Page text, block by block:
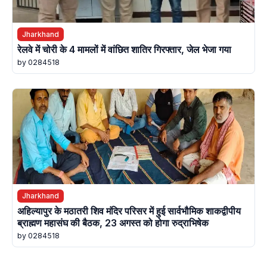
Jharkhand
रेलवे में चोरी के 4 मामलों में वांछित शातिर गिरफ्तार, जेल भेजा गया
by 0284518
Jharkhand
अहिल्यापुर के मठातरी शिव मंदिर परिसर में हुई सार्वभौमिक शाकद्वीपीय
ब्राह्मण महासंघ की बैठक, 23 अगस्त को होगा रुद्राभिषेक
by 0284518